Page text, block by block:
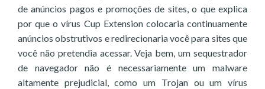
de anúncios pagos e promoções de sites, o que explica
por que o vírus Cup Extension colocaria continuamente
anúncios obstrutivos e redirecionaria você para sites que
você não pretendia acessar. Veja bem, um sequestrador
de navegador não é necessariamente um malware
altamente prejudicial, como um Trojan ou um vírus